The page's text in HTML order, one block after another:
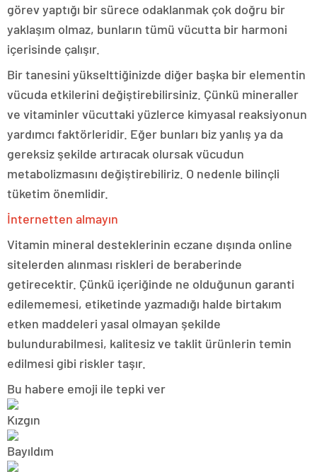
görev yaptığı bir sürece odaklanmak çok doğru bir
yaklaşım olmaz, bunların tümü vücutta bir harmoni
içerisinde çalışır.
Bir tanesini yükselttiğinizde diğer başka bir elementin
vücuda etkilerini değiştirebilirsiniz. Çünkü mineraller
ve vitaminler vücuttaki yüzlerce kimyasal reaksiyonun
yardımcı faktörleridir. Eğer bunları biz yanlış ya da
gereksiz şekilde artıracak olursak vücudun
metabolizmasını değiştirebiliriz. O nedenle bilinçli
tüketim önemlidir.
İnternetten almayın
Vitamin mineral desteklerinin eczane dışında online
sitelerden alınması riskleri de beraberinde
getirecektir. Çünkü içeriğinde ne olduğunun garanti
edilememesi, etiketinde yazmadığı halde birtakım
etken maddeleri yasal olmayan şekilde
bulundurabilmesi, kalitesiz ve taklit ürünlerin temin
edilmesi gibi riskler taşır.
Bu habere emoji ile tepki ver